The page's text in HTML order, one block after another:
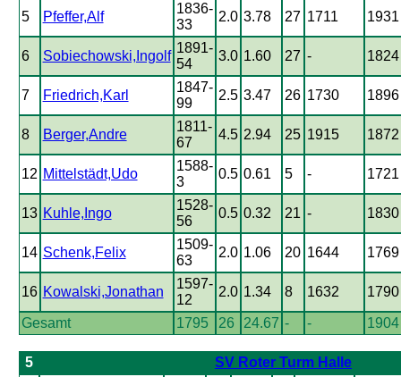
5 Pfeffer,Alf
1836-
33
2.0 3.78 27 1711 1931
6 Sobiechowski,Ingolf
1891-
54
3.0 1.60 27 - 1824
7 Friedrich,Karl
1847-
99
2.5 3.47 26 1730 1896
8 Berger,Andre
1811-
67
4.5 2.94 25 1915 1872
12 Mittelstädt,Udo
1588-
3
0.5 0.61 5 - 1721
13 Kuhle,Ingo
1528-
56
0.5 0.32 21 - 1830
14 Schenk,Felix
1509-
63
2.0 1.06 20 1644 1769
16 Kowalski,Jonathan
1597-
12
2.0 1.34 8 1632 1790
Gesamt 1795 26 24.67 - - 1904
5 SV Roter Turm Halle